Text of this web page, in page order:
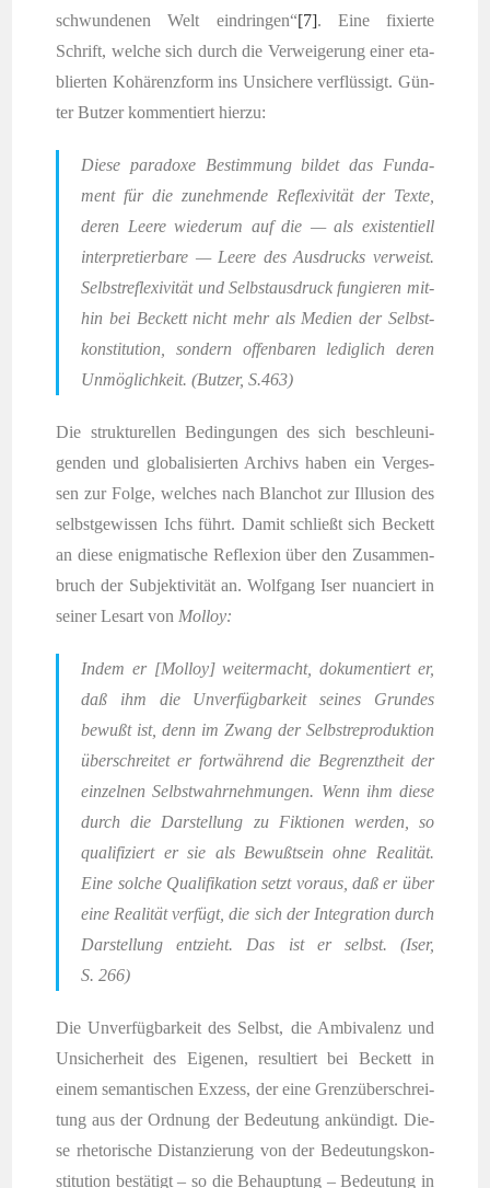
schwun­de­nen Welt ein­drin­gen“[7]. Eine fixier­te
Schrift, wel­che sich durch die Ver­wei­ge­rung einer eta­
blier­ten Kohä­renz­form ins Unsi­che­re ver­flüs­sigt. Gün­
ter But­zer kom­men­tiert hierzu:
Die­se para­do­xe Bestim­mung bil­det das Fun­da­
ment für die zuneh­men­de Refle­xi­vi­tät der Tex­te,
deren Lee­re wie­der­um auf die — als exis­ten­ti­ell
inter­pre­tier­ba­re — Lee­re des Aus­drucks ver­weist.
Selbst­re­fle­xi­vi­tät und Selbst­aus­druck fun­gie­ren mit­
hin bei Beckett nicht mehr als Medi­en der Selbst­
kon­sti­tu­ti­on, son­dern offen­ba­ren ledig­lich deren
Unmög­lich­keit. (But­zer, S.463)
Die struk­tu­rel­len Bedin­gun­gen des sich beschleu­ni­
gen­den und glo­ba­li­sier­ten Archivs haben ein Ver­ges­
sen zur Fol­ge, wel­ches nach Blan­chot zur Illu­si­on des
selbst­ge­wis­sen Ichs führt. Damit schließt sich Beckett
an die­se enig­ma­ti­sche Refle­xi­on über den Zusam­men­
bruch der Sub­jek­ti­vi­tät an. Wolf­gang Iser nuan­ciert in
sei­ner Les­art von Molloy:
Indem er [Mol­loy] wei­ter­macht, doku­men­tiert er,
daß ihm die Unver­füg­bar­keit sei­nes Grun­des
bewußt ist, denn im Zwang der Selbst­re­pro­duk­ti­on
über­schrei­tet er fort­wäh­rend die Begrenzt­heit der
ein­zel­nen Selbst­wahr­neh­mun­gen. Wenn ihm die­se
durch die Dar­stel­lung zu Fik­tio­nen wer­den, so
qua­li­fi­ziert er sie als Bewußt­sein ohne Rea­li­tät.
Eine sol­che Qua­li­fi­ka­ti­on setzt vor­aus, daß er über
eine Rea­li­tät ver­fügt, die sich der Inte­gra­ti­on durch
Dar­stel­lung ent­zieht. Das ist er selbst. (Iser,
S. 266)
Die Unver­füg­bar­keit des Selbst, die Ambi­va­lenz und
Unsi­cher­heit des Eige­nen, resul­tiert bei Beckett in
einem seman­ti­schen Exzess, der eine Grenz­über­schrei­
tung aus der Ord­nung der Bedeu­tung ankün­digt. Die­
se rhe­to­ri­sche Distan­zie­rung von der Bedeu­tungs­kon­
sti­tu­ti­on bestä­tigt – so die Behaup­tung – Bedeu­tung in